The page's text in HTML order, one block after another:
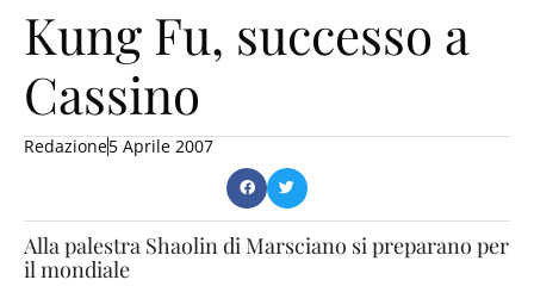
Kung Fu, successo a
Cassino
Redazione5 Aprile 2007
Alla palestra Shaolin di Marsciano si preparano per
il mondiale